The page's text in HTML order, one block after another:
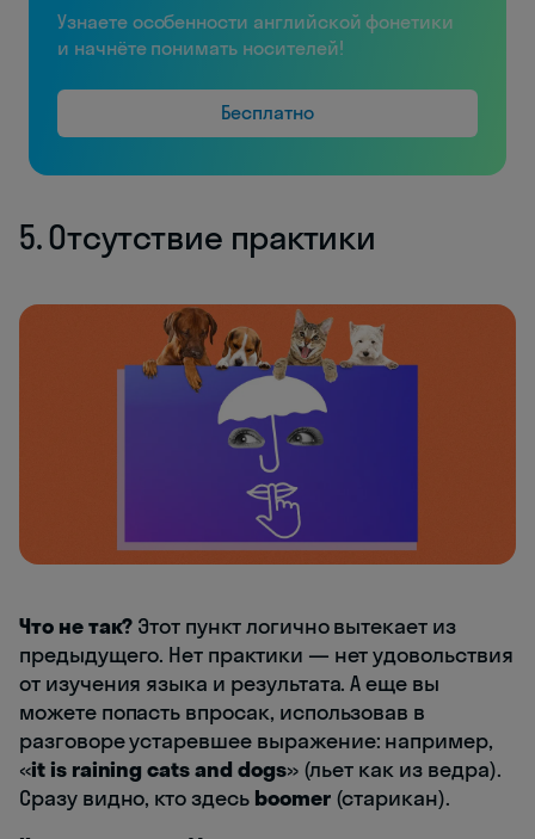
Узнаете особенности английской фонетики
и начнёте понимать носителей!
Бесплатно
5. Отсутствие практики
Что не так? Этот пункт логично вытекает из
предыдущего. Нет практики — нет удовольствия
от изучения языка и результата. А еще вы
можете попасть впросак, использовав в
разговоре устаревшее выражение: например,
«it is raining cats and dogs» (льет как из ведра).
Сразу видно, кто здесь boomer(старикан).